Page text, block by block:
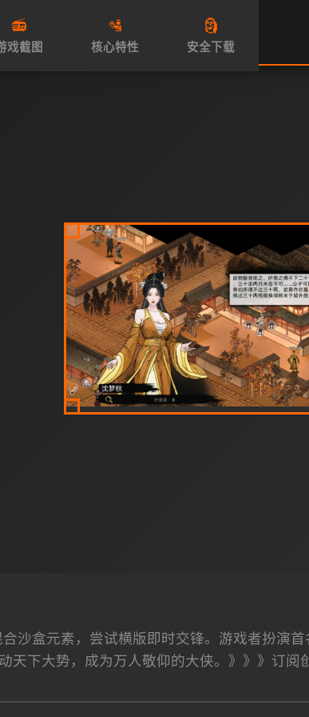
📻
戏截图
🛂
核心特性
🗿
安全下载
沙盒元素，尝试横版即时交锋。游戏者扮演
天下大势，成为万人敬仰的大侠。》》》订阅